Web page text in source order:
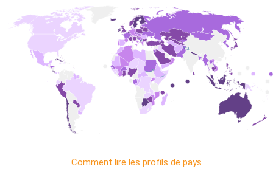
Comment lire les profils de pays